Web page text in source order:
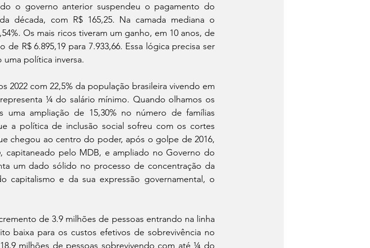
o governo anterior suspendeu o pagamento do
década, com R$ 165,25. Na camada mediana o
Os mais ricos tiveram um ganho, em 10 anos, de
de R$ 6.895,19 para 7.933,66. Essa lógica precisa ser
política inversa.
2022 com 22,5% da população brasileira vivendo em
¼ do salário mínimo. Quando olhamos os
uma ampliação de 15,30% no número de famílias
a política de inclusão social sofreu com os cortes
chegou ao centro do poder, após o golpe de 2016,
, capitaneado pelo MDB, e ampliado no Governo do
um dado sólido no processo de concentração da
capitalismo e da sua expressão governamental, o
de 3.9 milhões de pessoas entrando na linha
baixa para os custos efetivos de sobrevivência no
milhões de pessoas sobrevivendo com até ¼ do